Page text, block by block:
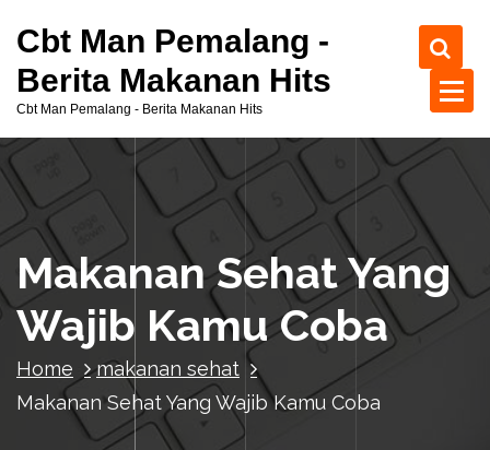
o
c
t
n
Cbt Man Pemalang -
Berita Makanan Hits
Cbt Man Pemalang - Berita Makanan Hits
Makanan Sehat Yang
Wajib Kamu Coba
Home
makanan sehat
Makanan Sehat Yang Wajib Kamu Coba